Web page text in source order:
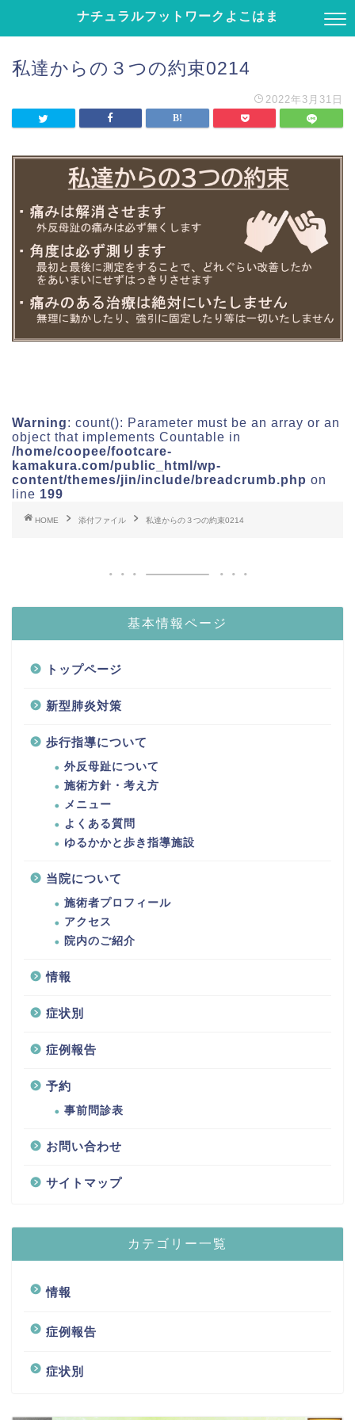
ナチュラルフットワークよこはま
私達からの３つの約束0214
2022年3月31日
Warning: count(): Parameter must be an array or an
object that implements Countable in
/home/coopee/footcare-
kamakura.com/public_html/wp-
content/themes/jin/include/breadcrumb.php on
line 199
HOME 添付ファイル 私達からの３つの約束0214
基本情報ページ
トップページ
新型肺炎対策
歩行指導について
外反母趾について
施術方針・考え方
メニュー
よくある質問
ゆるかかと歩き指導施設
当院について
施術者プロフィール
アクセス
院内のご紹介
情報
症状別
症例報告
予約
事前問診表
お問い合わせ
サイトマップ
カテゴリー一覧
情報
症例報告
症状別